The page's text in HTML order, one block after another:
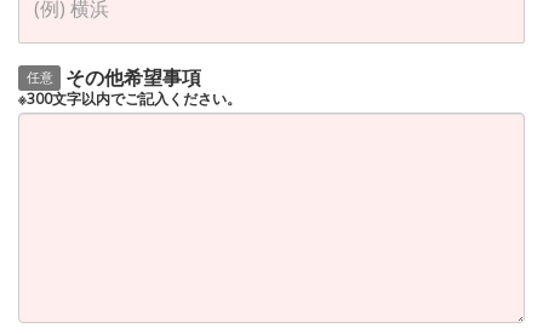
任意 その他希望事項
※300文字以内でご記入ください。